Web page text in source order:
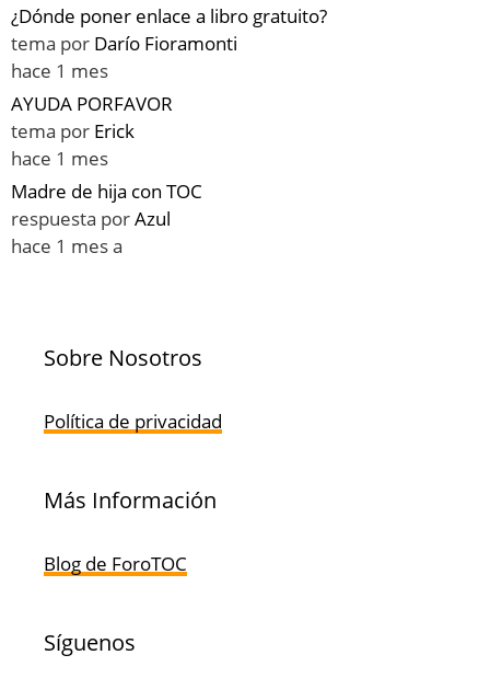
¿Dónde poner enlace a libro gratuito?
tema por Darío Fioramonti
hace 1 mes
AYUDA PORFAVOR
tema por Erick
hace 1 mes
Madre de hija con TOC
respuesta porAzul
hace 1 mes a
Sobre Nosotros
Política de privacidad
Más Información
Blog de ForoTOC
Síguenos